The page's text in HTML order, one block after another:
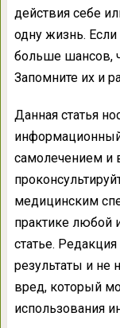
действия себе
одну жизнь. Если
больше шансов,
Запомните их и
Данная статья
информационный
самолечением и
медицинским
практике любой
статье.
результаты и не
вред, который
использования